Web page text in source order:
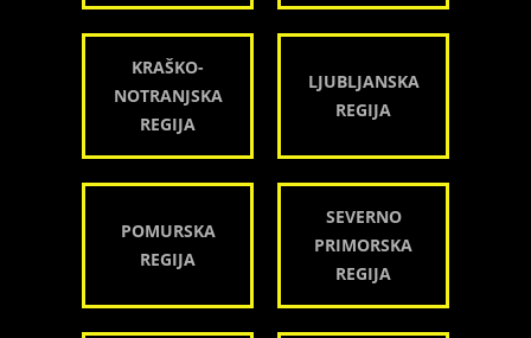
KRAŠKO-
NOTRANJSKA
REGIJA
LJUBLJANSKA
REGIJA
POMURSKA
REGIJA
SEVERNO
PRIMORSKA
REGIJA